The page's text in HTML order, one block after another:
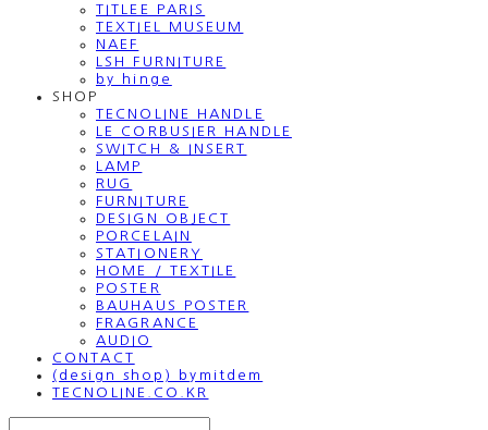
TITLEE PARIS
TEXTIEL MUSEUM
NAEF
LSH FURNITURE
by hinge
SHOP
TECNOLINE HANDLE
LE CORBUSIER HANDLE
SWITCH & INSERT
LAMP
RUG
FURNITURE
DESIGN OBJECT
PORCELAIN
STATIONERY
HOME / TEXTILE
POSTER
BAUHAUS POSTER
FRAGRANCE
AUDIO
CONTACT
(design shop) bymitdem
TECNOLINE.CO.KR